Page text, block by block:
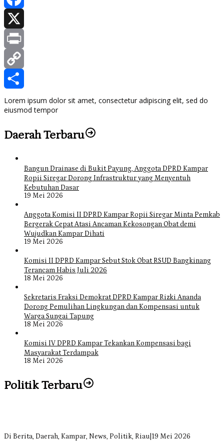
Facebook
X
Print
Copy
Link
Share
Lorem ipsum dolor sit amet, consectetur adipiscing elit, sed do
eiusmod tempor
Daerah Terbaru
Bangun Drainase di Bukit Payung, Anggota DPRD Kampar
Ropii Siregar Dorong Infrastruktur yang Menyentuh
Kebutuhan Dasar
19 Mei 2026
Anggota Komisi II DPRD Kampar Ropii Siregar Minta Pemkab
Bergerak Cepat Atasi Ancaman Kekosongan Obat demi
Wujudkan Kampar Dihati
19 Mei 2026
Komisi II DPRD Kampar Sebut Stok Obat RSUD Bangkinang
Terancam Habis Juli 2026
18 Mei 2026
Sekretaris Fraksi Demokrat DPRD Kampar Rizki Ananda
Dorong Pemulihan Lingkungan dan Kompensasi untuk
Warga Sungai Tapung
18 Mei 2026
Komisi IV DPRD Kampar Tekankan Kompensasi bagi
Masyarakat Terdampak
18 Mei 2026
Politik Terbaru
Di Berita, Daerah, Kampar, News, Politik, Riau 19 Mei 2026